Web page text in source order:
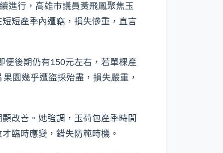
進行，高雄市議員黃飛鳳聚焦玉
短產季內遭竊，損失慘重，直言
便後期仍有150元左右，若單棵產
園幾乎遭盜採殆盡，損失嚴重，
改善。她強調，玉荷包產季時間
臨時應變，錯失防範時機。